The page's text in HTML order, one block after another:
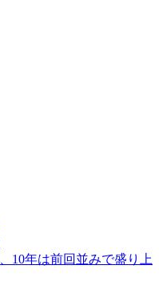
10年は前回並みで盛り上